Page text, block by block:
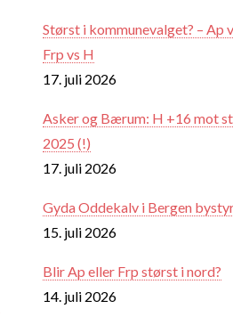
Størst i kommunevalget? – Ap
Frp vs H
17. juli 2026
Asker og Bærum: H +16 mot
2025 (!)
17. juli 2026
Gyda Oddekalv i Bergen
15. juli 2026
Blir Ap eller Frp størst i nord?
14. juli 2026